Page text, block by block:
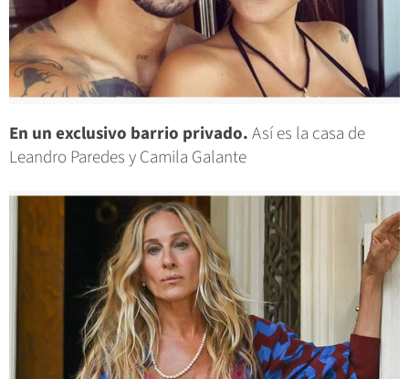
En un exclusivo barrio privado.Así es la casa de
Leandro Paredes y Camila Galante